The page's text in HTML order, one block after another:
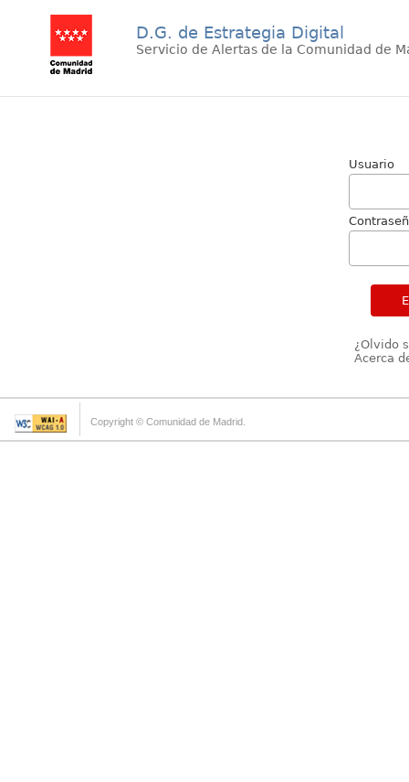
D.G. de Estrategia Digital
Servicio de Alertas de la Comunidad de
Usuario
¿Olvido
Acerca
Copyright © Comunidad de Madrid.